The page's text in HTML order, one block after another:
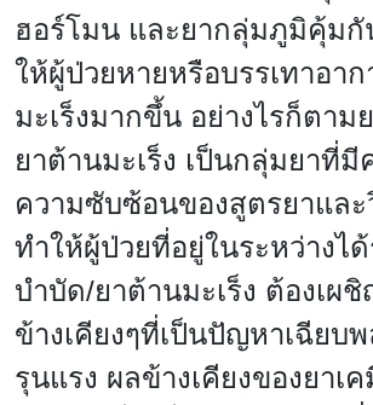
ฮอร์โมน และยากลุ่มภูมิคุ้มกั
ให้ผู้ป่วยหายหรือบรรเทาอาก
มะเร็งมากขึ้น อย่างไรก็ตาม
ยาต้านมะเร็ง เป็นกลุ่มยาที่มี
ความซับซ้อนของสูตรยาและ
ทำให้ผู้ป่วยที่อยู่ในระหว่างไ
บำบัด/ยาต้านมะเร็ง ต้องเผ
ข้างเคียงๆที่เป็นปัญหาเฉียบ
รุนแรง ผลข้างเคียงของยาเ